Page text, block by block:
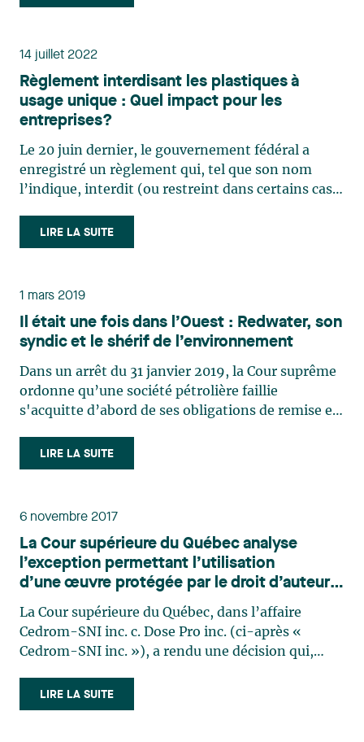
consommateurs en erreur et les empêche ainsi de
14 juillet 2022
Règlement interdisant les plastiques à
usage unique : Quel impact pour les
entreprises?
Le 20 juin dernier, le gouvernement fédéral a
enregistré un règlement qui, tel que son nom
l’indique, interdit (ou restreint dans certains cas)
plastiques à usage unique qui représentent une
menace pour l’environnement. Le Règlement
LIRE LA SUITE
1 mars 2019
Il était une fois dans l’Ouest : Redwater, son
syndic et le shérif de l’environnement
Dans un arrêt du 31 janvier 2019, la Cour suprême
ordonne qu’une société pétrolière faillie
s'acquitte d’abord de ses obligations de remise en
procéder à tout paiement en faveur de ses
créanciers. Une décision qui suscite des réactions
LIRE LA SUITE
6 novembre 2017
La Cour supérieure du Québec analyse
l’exception permettant l’utilisation
d’une œuvre protégée par le droit d’auteur à
des fins de communication de nouvelles
La Cour supérieure du Québec, dans l’affaire
Cedrom-SNI inc. c. Dose Pro inc. (ci-après «
Cedrom-SNI inc. »), a rendu une décision qui,
pour l’industrie des médias et du divertissement
au Canada puisqu’elle fait partie des rares
LIRE LA SUITE